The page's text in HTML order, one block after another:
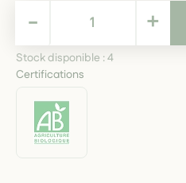
23,90 € TTC+
-
Stock disponible :4
Certifications